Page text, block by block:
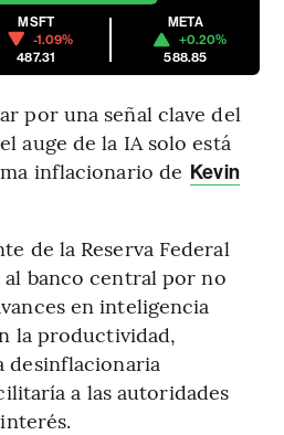
MSFT
-1.09%
487.31
META
+0.20%
588.85
por una señal clave del
auge de la IA solo está
inflacionario de Kevin
de la Reserva Federal
banco central por no
en inteligencia
la productividad,
desinflacionaria
a las autoridades